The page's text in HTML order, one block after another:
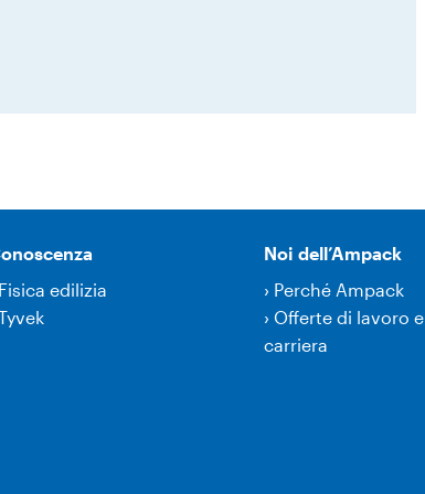
Fisica edilizia
Noi dell’Ampack
› Perché Ampack
› Offerte di lavoro e
carriera